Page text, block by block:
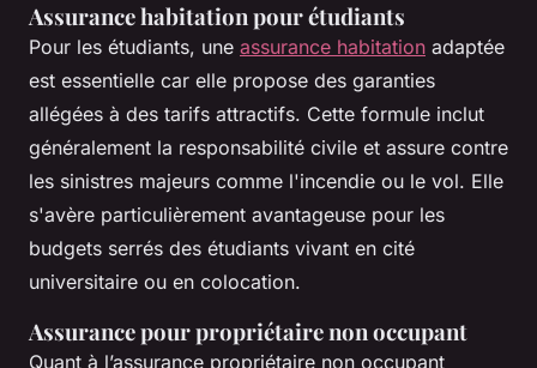
Assurance habitation pour étudiants
Pour les étudiants, une assurance habitation adaptée
est essentielle car elle propose des garanties
allégées à des tarifs attractifs. Cette formule inclut
généralement la responsabilité civile et assure contre
les sinistres majeurs comme l'incendie ou le vol. Elle
s'avère particulièrement avantageuse pour les
budgets serrés des étudiants vivant en cité
universitaire ou en colocation.
Assurance pour propriétaire non occupant
Quant à l’assurance propriétaire non occupant